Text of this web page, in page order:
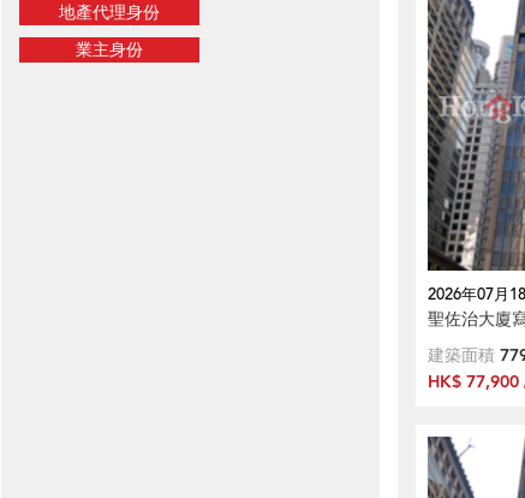
地產代理身份
業主身份
2026年07月
聖佐治大廈
建築面積
HK$ 77,900